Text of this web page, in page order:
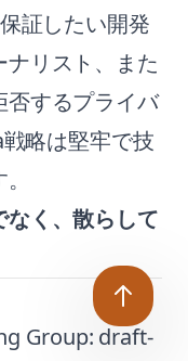
証したい開発
リスト、また
否するプライバ
略は堅牢で技
く、散らして
Group: draft-